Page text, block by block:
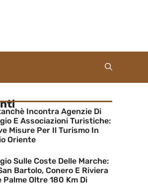
Incontra Agenzie Di
E Associazioni Turistiche:
Misure Per Il Turismo In
Oriente
Sulle Coste Delle Marche:
Bartolo, Conero E Riviera
Palme Oltre 180 Km Di